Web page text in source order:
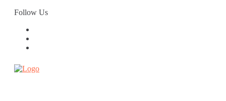
Skip
Follow Us